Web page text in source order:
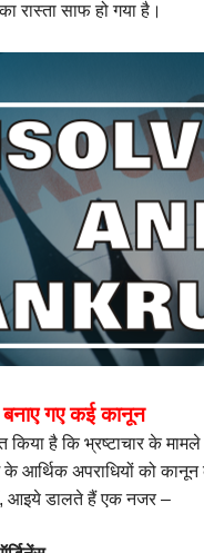
रास्ता साफ हो गया है।
बनाए गए कई कानून
किया है कि भ्रष्टाचार के
के आर्थिक अपराधियों को
आइये डालते हैं एक नजर –